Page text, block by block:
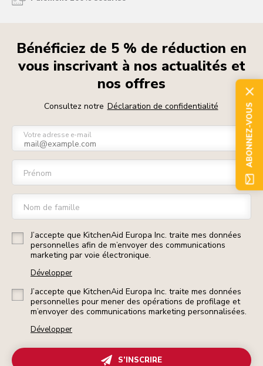
Bénéficiez de 5 % de réduction en
vous inscrivant à nos actualités et
nos offres
Consultez notre Déclaration de confidentialité
Votre adresse e-mail
Prénom
Nom de famille
J’accepte que KitchenAid Europa Inc. traite mes données
personnelles afin de m’envoyer des communications
marketing par voie électronique.
Développer
J’accepte que KitchenAid Europa Inc. traite mes données
personnelles pour mener des opérations de profilage et
m’envoyer des communications marketing personnalisées.
Développer
S’INSCRIRE
ABONNEZ-VOUS